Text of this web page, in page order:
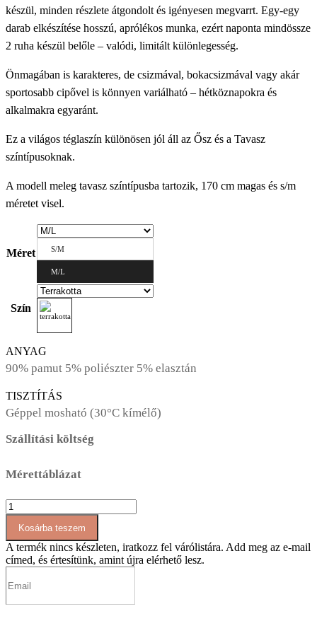
készül, minden részlete átgondolt és igényesen megvarrt. Egy-egy
darab elkészítése hosszú, aprólékos munka, ezért naponta mindössze
2 ruha készül belőle – valódi, limitált különlegesség.
Önmagában is karakteres, de csizmával, bokacsizmával vagy akár
sportosabb cipővel is könnyen variálható – hétköznapokra és
alkalmakra egyaránt.
Ez a világos téglaszín különösen jól áll az Ősz és a Tavasz
színtípusoknak.
A modell meleg tavasz színtípusba tartozik, 170 cm magas és s/m
méretet visel.
Méret S/M
M/L
Szín
ANYAG
90% pamut 5% poliészter 5% elasztán
TISZTÍTÁS
Géppel mosható (30°C kímélő)
Szállítási költség
Mérettáblázat
AT066
Állónyakú,
elöl
és
hátul
hasítékolt
ruha
Kosárba teszem
A termék nincs készleten, iratkozz fel várólistára. Add meg az e-mail
címed, és értesítünk, amint újra elérhető lesz.